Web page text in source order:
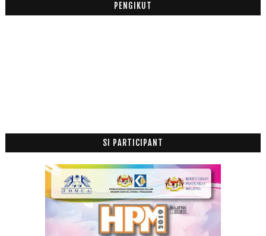
PENGIKUT
SI PARTICIPANT